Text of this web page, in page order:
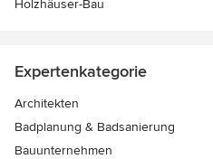
Holzhäuser-Bau
Expertenkategorie
Architekten
Badplanung & Badsanierung
Bauunternehmen